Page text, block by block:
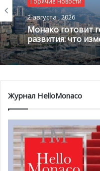
По состоянию на конец
секторе
мест по сравнению с
Горячие новости
2 августа , 2026
Монако готовит
развития: что
Горячие новости
1 августа , 2026
помог детям на
Журнал HelloMonaco